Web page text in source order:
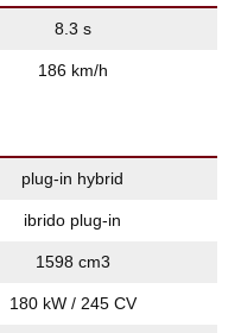
8.3 s
186 km/h
plug-in hybrid
ibrido plug-in
1598 cm3
180 kW / 245 CV